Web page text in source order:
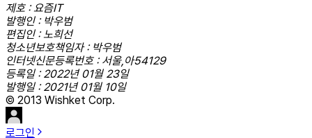
제호 : 요즘IT
발행인 : 박우범
편집인 : 노희선
청소년보호책임자 : 박우범
인터넷신문등록번호 : 서울,아54129
등록일 : 2022년 01월 23일
발행일 : 2021년 01월 10일
© 2013 Wishket Corp.
로그인